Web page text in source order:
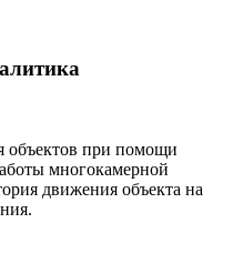
объектов при помощи
многокамерной
движения объекта на